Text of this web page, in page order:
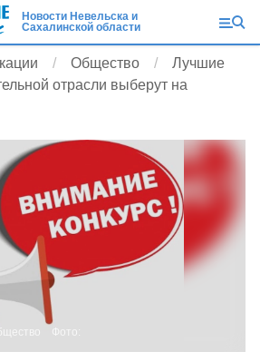
Новости Невельска и
Сахалинской области
Общество
Лучшие
отрасли выберут на
Фото: